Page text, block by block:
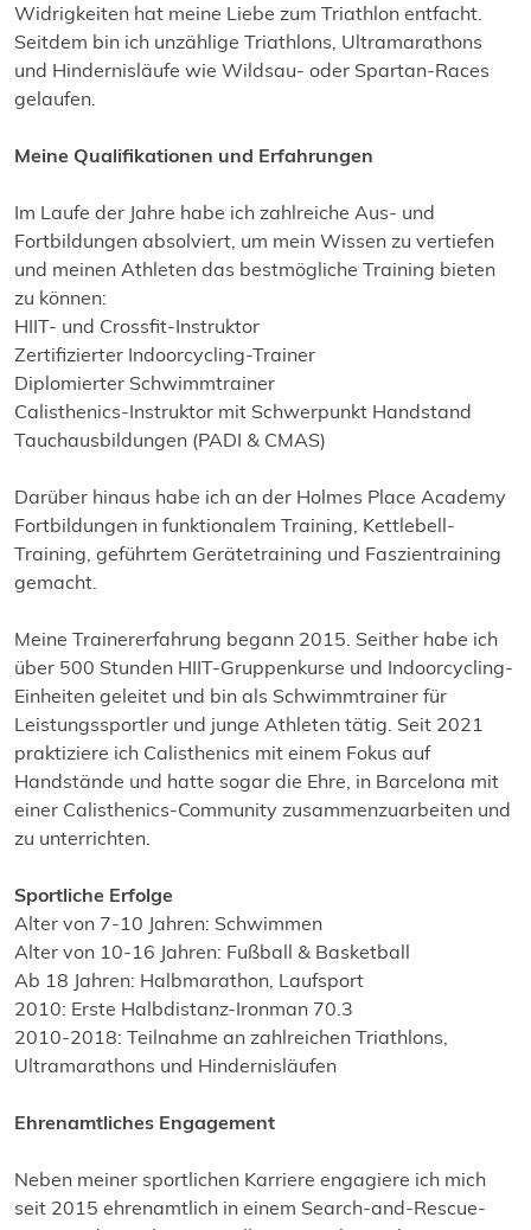
Widrigkeiten hat meine Liebe zum Triathlon entfacht.
Seitdem bin ich unzählige Triathlons, Ultramarathons
und Hindernisläufe wie Wildsau- oder Spartan-Races
gelaufen.
Meine Qualifikationen und Erfahrungen
Im Laufe der Jahre habe ich zahlreiche Aus- und
Fortbildungen absolviert, um mein Wissen zu vertiefen
und meinen Athleten das bestmögliche Training bieten
zu können:
HIIT- und Crossfit-Instruktor
Zertifizierter Indoorcycling-Trainer
Diplomierter Schwimmtrainer
Calisthenics-Instruktor mit Schwerpunkt Handstand
Tauchausbildungen (PADI & CMAS)
Darüber hinaus habe ich an der Holmes Place Academy
Fortbildungen in funktionalem Training, Kettlebell-
Training, geführtem Gerätetraining und Faszientraining
gemacht.
Meine Trainererfahrung begann 2015. Seither habe ich
über 500 Stunden HIIT-Gruppenkurse und Indoorcycling-
Einheiten geleitet und bin als Schwimmtrainer für
Leistungssportler und junge Athleten tätig. Seit 2021
praktiziere ich Calisthenics mit einem Fokus auf
Handstände und hatte sogar die Ehre, in Barcelona mit
einer Calisthenics-Community zusammenzuarbeiten und
zu unterrichten.
Sportliche Erfolge
Alter von 7-10 Jahren: Schwimmen
Alter von 10-16 Jahren: Fußball & Basketball
Ab 18 Jahren: Halbmarathon, Laufsport
2010: Erste Halbdistanz-Ironman 70.3
2010-2018: Teilnahme an zahlreichen Triathlons,
Ultramarathons und Hindernisläufen
Ehrenamtliches Engagement
Neben meiner sportlichen Karriere engagiere ich mich
seit 2015 ehrenamtlich in einem Search-and-Rescue-